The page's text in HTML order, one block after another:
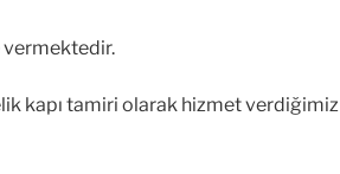
vermektedir.
kapı tamiri olarak hizmet verdiğimiz